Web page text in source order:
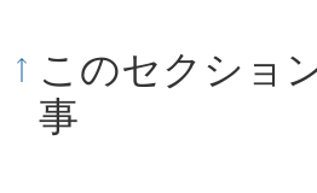
このセクショ
事